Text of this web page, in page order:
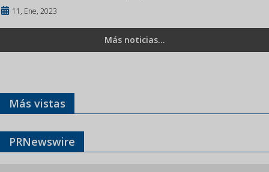
11, Ene, 2023
Más noticias...
Más vistas
PRNewswire